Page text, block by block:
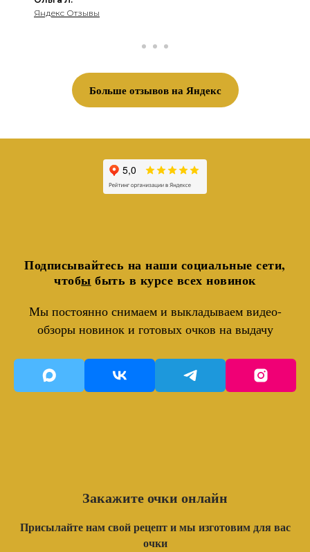
Яндекс Отзывы
Больше отзывов на Яндекс
Подписывайтесь на наши социальные сети,
чтобы быть в курсе всех новинок
Мы постоянно снимаем и выкладываем видео-
обзоры новинок и готовых очков на выдачу
Закажите очки онлайн
Присылайте нам свой рецепт и мы изготовим для вас
очки